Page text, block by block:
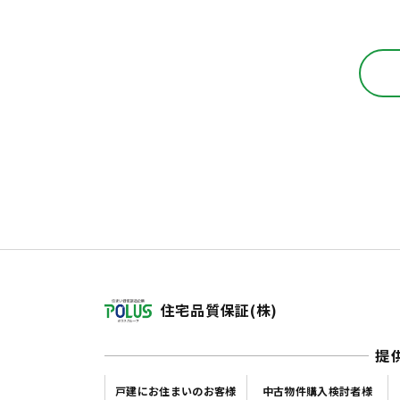
住宅品質保証(株)
提
戸建にお住まいのお客様 中古物件購入検討者様